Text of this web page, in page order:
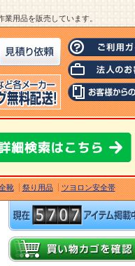
用品を販売しています。
靴 祭り用品 ツヨロン安全帯